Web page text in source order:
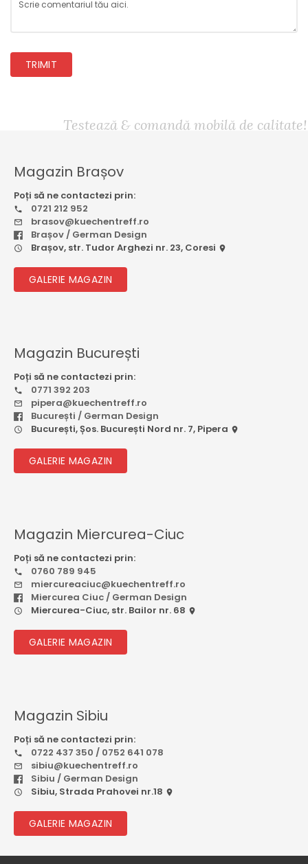
TRIMIT
Testează & comandă mobilă de calitate!
Magazin Brașov
Poți să ne contactezi prin:
0721 212 952
brasov@kuechentreff.ro
Brașov / German Design
Brașov, str. Tudor Arghezi nr. 23, Coresi
GALERIE MAGAZIN
Magazin București
Poți să ne contactezi prin:
0771 392 203
pipera@kuechentreff.ro
București / German Design
București, Șos. București Nord nr. 7, Pipera
GALERIE MAGAZIN
Magazin Miercurea-Ciuc
Poți să ne contactezi prin:
0760 789 945
miercureaciuc@kuechentreff.ro
Miercurea Ciuc / German Design
Miercurea-Ciuc, str. Bailor nr. 68
GALERIE MAGAZIN
Magazin Sibiu
Poți să ne contactezi prin:
0722 437 350 / 0752 641 078
sibiu@kuechentreff.ro
Sibiu / German Design
Sibiu, Strada Prahovei nr.18
GALERIE MAGAZIN